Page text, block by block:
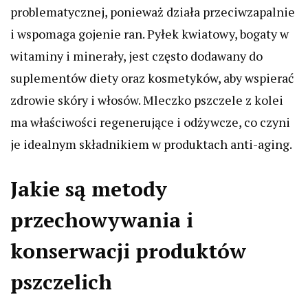
problematycznej, ponieważ działa przeciwzapalnie
i wspomaga gojenie ran. Pyłek kwiatowy, bogaty w
witaminy i minerały, jest często dodawany do
suplementów diety oraz kosmetyków, aby wspierać
zdrowie skóry i włosów. Mleczko pszczele z kolei
ma właściwości regenerujące i odżywcze, co czyni
je idealnym składnikiem w produktach anti-aging.
Jakie są metody
przechowywania i
konserwacji produktów
pszczelich